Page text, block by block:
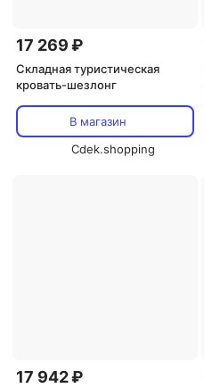
17 269 ₽
Складная туристическая
кровать-шезлонг
В магазин
Cdek.shopping
17 942 ₽